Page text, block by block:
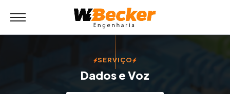
SERVIÇO
Dados e Voz